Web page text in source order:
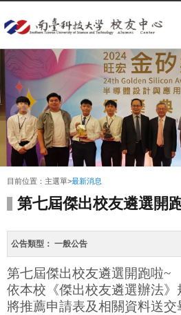
目前位置： 主選單>最新消息
第七屆傑出校友遴選開
公告類型： 一般公告
第七屆傑出校友遴選開跑啦~
依本校《傑出校友遴選辦法
將推薦申請表及相關資料送